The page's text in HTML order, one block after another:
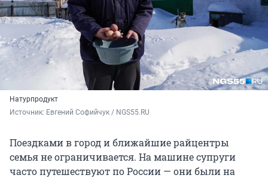
Натурпродукт
Источник: Евгений Софийчук / NGS55.RU
Поездками в город и ближайшие райцентры
семья не ограничивается. На машине супруги
часто путешествуют по России — они были на